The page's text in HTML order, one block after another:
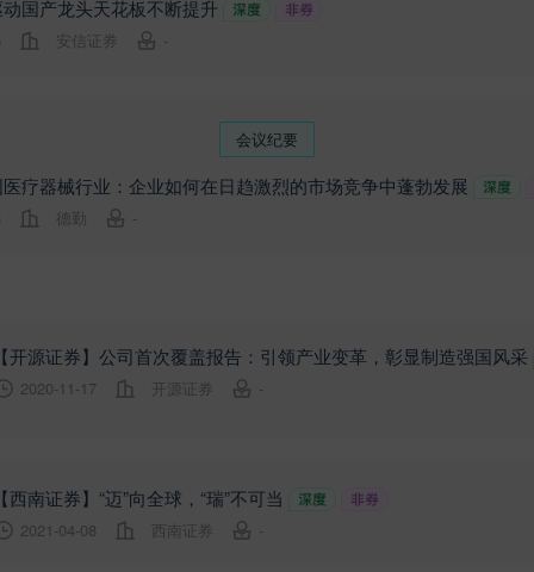
国产龙头天花板不断提升
安信证券 -
会议纪要
疗器械行业：企业如何在日趋激烈的市场竞争中蓬勃发展
德勤 -
开源证券】公司首次覆盖报告：引领产业变革，彰显制造强国风采
2020-11-17 开源证券 -
西南证券】“迈”向全球，“瑞”不可当
2021-04-08 西南证券 -